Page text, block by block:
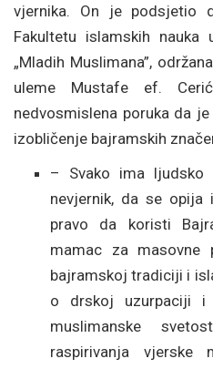
vjernika. On je
Fakultetu islamskih nauka
„Mladih Muslimana”,
uleme Mustafe ef.
nedvosmislena poruka da
izobličenje bajramskih
– Svako ima ljudsko
nevjernik, da se opija
pravo da koristi
mamac za masovne
bajramskoj tradiciji i
o drskoj uzurpaciji i
muslimanske
raspirivanja vjerske